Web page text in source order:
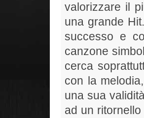
valorizzare il
una grande
successo e
canzone
cerca
con la
una sua
ad un